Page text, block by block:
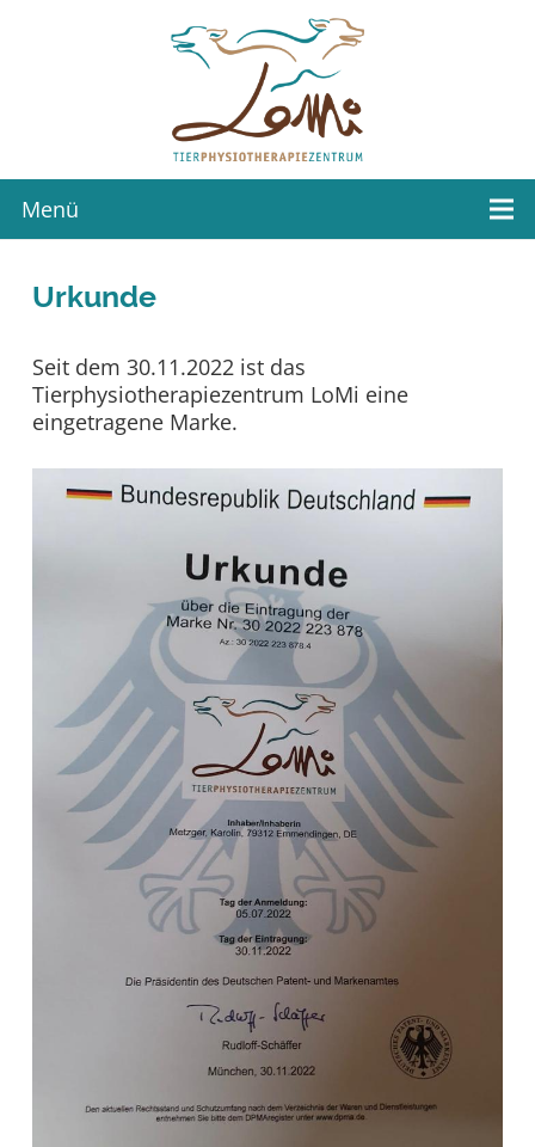
Menü
Urkunde
Seit dem 30.11.2022 ist das
Tierphysiotherapiezentrum LoMi eine
eingetragene Marke.